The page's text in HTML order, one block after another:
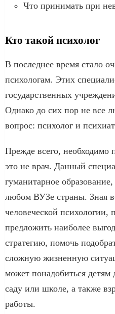
Что принимать при
Кто такой психолог
В последнее время стало
психологам. Этих
государственных
Однако до сих пор не все
вопрос: психолог и
Прежде всего, необходимо
это не врач. Данный
гуманитарное
любом ВУЗе страны. Зная
человеческой психологии,
предложить наиболее
стратегию, помочь
сложную жизненную
может понадобиться детям
саду или школе, а также
работы.